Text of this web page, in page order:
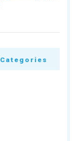
Categories